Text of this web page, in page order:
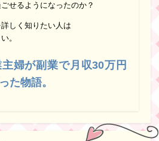
せるようになったのか？
しく知りたい人は
。
婦が副業で月収30万円
た物語。